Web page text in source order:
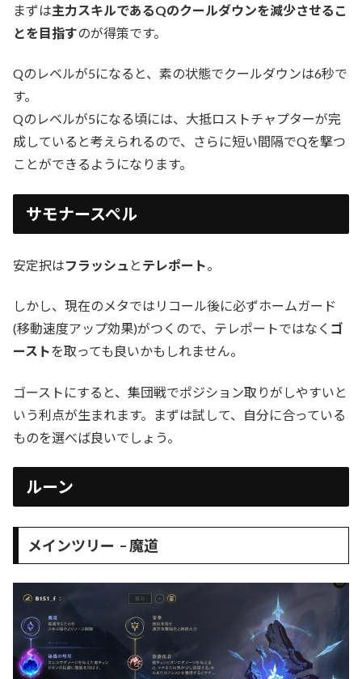
まずは主力スキルであるQのクールダウンを減少させるこ
とを目指すのが得策です。
Qのレベルが5になると、素の状態でクールダウンは6秒で
す。
Qのレベルが5になる頃には、大抵ロストチャプターが完
成していると考えられるので、さらに短い間隔でQを撃つ
ことができるようになります。
サモナースペル
安定択はフラッシュ と テレポート。
しかし、現在のメタではリコール後に必ずホームガード
(移動速度アップ効果)がつくので、テレポートではなく ゴ
ーストを取っても良いかもしれません。
ゴーストにすると、集団戦でポジション取りがしやすいと
いう利点が生まれます。まずは試して、自分に合っている
ものを選べば良いでしょう。
ルーン
メインツリー – 魔道